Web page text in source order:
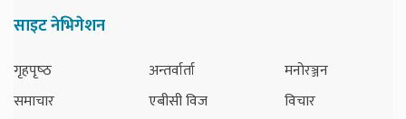
साइट नेभिगेशन
गृहपृष्‍ठ
समाचार
अन्तर्वार्ता
एबीसी विज
मनोरञ्जन
विचार